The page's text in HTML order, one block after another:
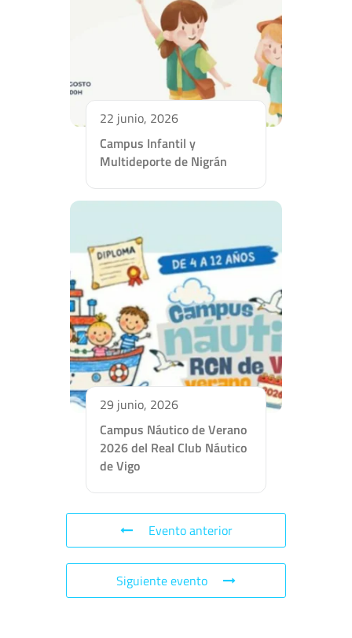
22 junio, 2026
Campus Infantil y
Multideporte de Nigrán
29 junio, 2026
Campus Náutico de Verano
2026 del Real Club Náutico
de Vigo
Evento anterior
Siguiente evento